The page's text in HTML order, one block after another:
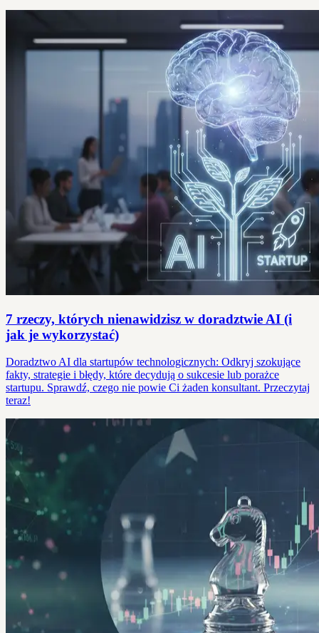
7 rzeczy, których nienawidzisz w doradztwie AI (i
jak je wykorzystać)
Doradztwo AI dla startupów technologicznych: Odkryj szokujące
fakty, strategie i błędy, które decydują o sukcesie lub porażce
startupu. Sprawdź, czego nie powie Ci żaden konsultant. Przeczytaj
teraz!